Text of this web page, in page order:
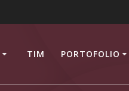
TIM PORTOFOLIO